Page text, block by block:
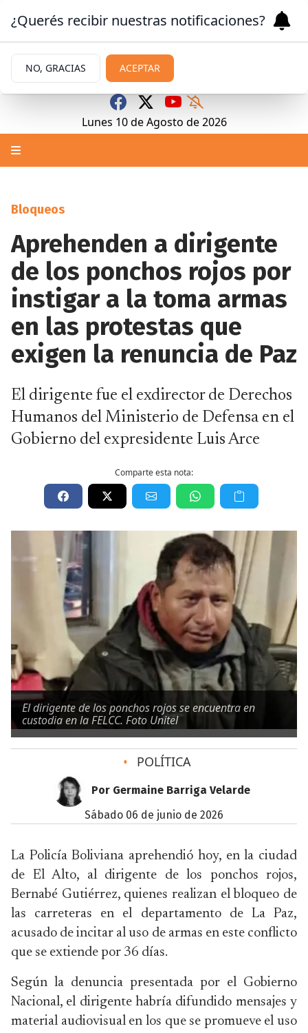
Lunes 10 de Agosto de 2026
Bloqueos
Aprehenden a dirigente
de los ponchos rojos por
instigar a la toma armas
en las protestas que
exigen la renuncia de Paz
El dirigente fue el exdirector de Derechos
Humanos del Ministerio de Defensa en el
Gobierno del expresidente Luis Arce
Comparte esta nota:
El dirigente de los ponchos rojos se encuentra en
custodia en la FELCC. Foto Unitel
• POLÍTICA
Por Germaine Barriga Velarde
sábado 06 de junio de 2026
La Policía Boliviana aprehendió hoy, en la ciudad
de El Alto, al dirigente de los ponchos rojos,
Bernabé Gutiérrez, quienes realizan el bloqueo de
las carreteras en el departamento de La Paz,
acusado de incitar al uso de armas en este conflicto
que se extiende por 36 días.
Según la denuncia presentada por el Gobierno
Nacional, el dirigente habría difundido mensajes y
material audiovisual en los que se promueve el uso
¿Querés recibir nuestras notificaciones?
NO, GRACIAS ACEPTAR